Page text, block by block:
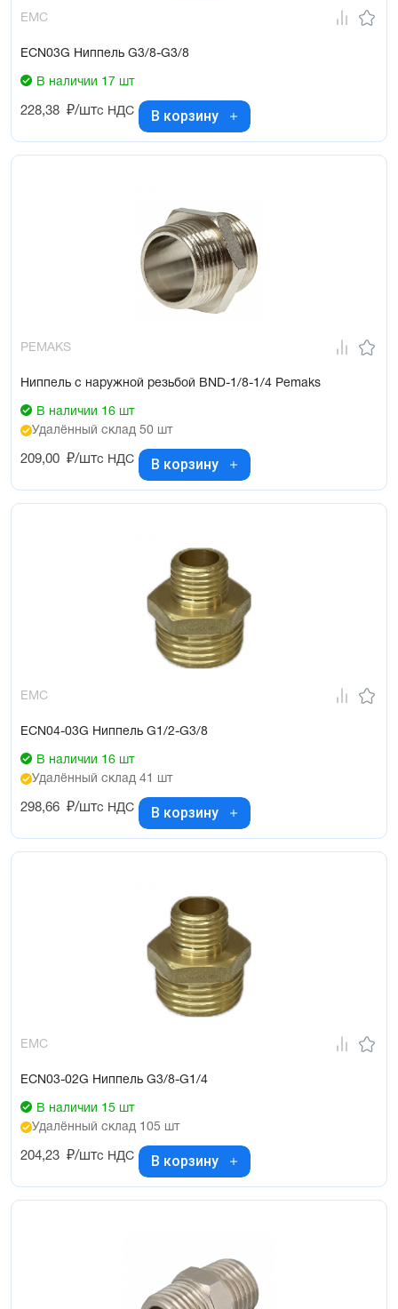
EMC
ECN03G Ниппель G3/8-G3/8
В наличии 17 шт
228,38 ₽/штс НДС В корзину
PEMAKS
Ниппель с наружной резьбой BND-1/8-1/4 Pemaks
В наличии 16 шт
Удалённый склад 50 шт
209,00 ₽/штс НДС В корзину
EMC
ECN04-03G Ниппель G1/2-G3/8
В наличии 16 шт
Удалённый склад 41 шт
298,66 ₽/штс НДС В корзину
EMC
ECN03-02G Ниппель G3/8-G1/4
В наличии 15 шт
Удалённый склад 105 шт
204,23 ₽/штс НДС В корзину